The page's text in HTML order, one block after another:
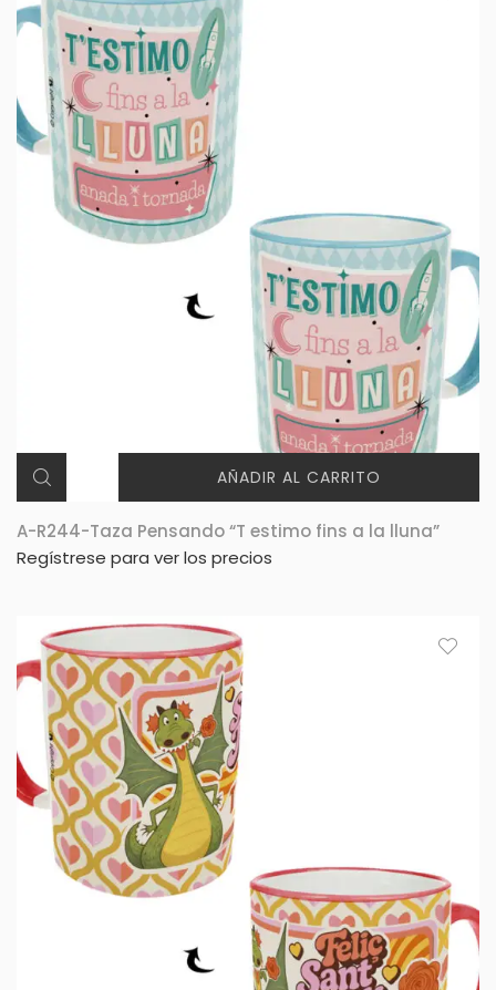
AÑADIR AL CARRITO
A-R244-Taza Pensando “T estimo fins a la lluna”
Regístrese para ver los precios